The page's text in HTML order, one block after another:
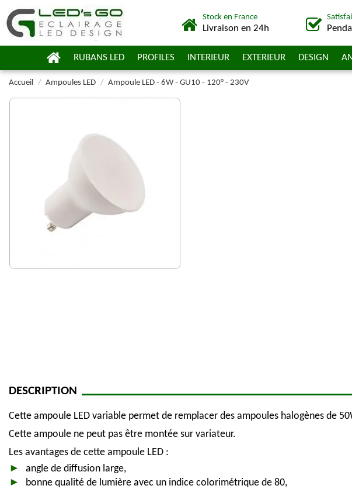
Stock en France
Livraison en 24h
RUBANS LED PROFILES INTERIEUR EXTERIEUR DESIGN
Accueil Ampoules LED Ampoule LED - 6W - GU10 - 120° - 230V
DESCRIPTION
Cette ampoule LED variable permet de remplacer des ampoules halogènes de
Cette ampoule ne peut pas être montée sur variateur.
Les avantages de cette ampoule LED :
angle de diffusion large,
bonne qualité de lumière avec un indice colorimétrique de 80,